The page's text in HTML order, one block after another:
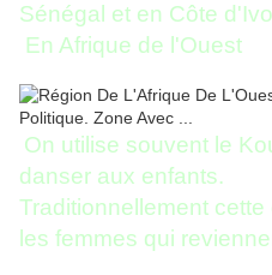
Sénégal et en Côte
En Afrique de l'Ouest
On utilise souvent le
danser aux enfants.
Traditionnellement
les femmes qui